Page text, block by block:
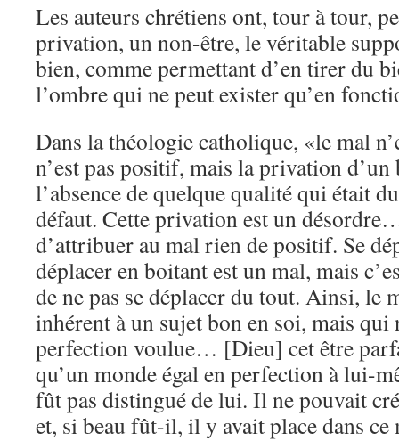
Les auteurs chrétiens ont, tour à tour,
privation, un non-être, le véritable
bien, comme permettant d’en tirer du
l’ombre qui ne peut exister qu’en
Dans la théologie catholique, «le mal
n’est pas positif, mais la privation
l’absence de quelque qualité qui était
défaut. Cette privation est un
d’attribuer au mal rien de positif. Se
déplacer en boitant est un mal, mais
de ne pas se déplacer du tout. Ainsi, le
inhérent à un sujet bon en soi, mais qui
perfection voulue… [Dieu] cet être
qu’un monde égal en perfection à lui-
fût pas distingué de lui. Il ne pouvait
et, si beau fût-il, il y avait place dans